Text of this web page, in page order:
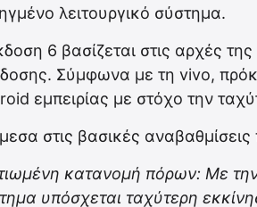
λειτουργικό σύστημα.
6 βασίζεται στις αρχές
Σύμφωνα με τη vivo,
εμπειρίας με στόχο την
στις βασικές αναβαθμίσεις
κατανομή πόρων: Με
υπόσχεται ταχύτερη